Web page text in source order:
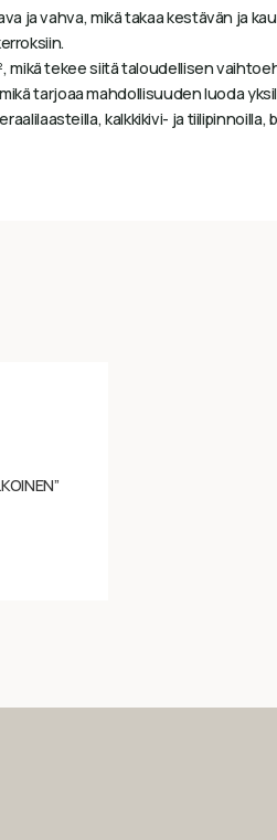
ja vahva, mikä takaa kestävän ja
mikä tekee siitä taloudellisen
tarjoaa mahdollisuuden luoda
kalkkikivi- ja tiilipinnoilla,